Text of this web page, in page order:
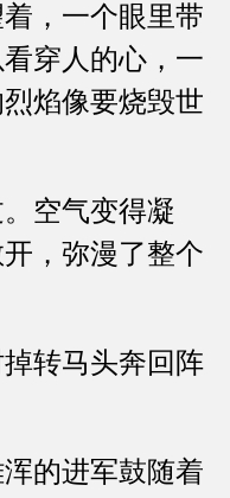
，一个眼里带
穿人的心，一
焰像要烧毁世
空气变得凝
，弥漫了整个
转马头奔回阵
的进军鼓随着